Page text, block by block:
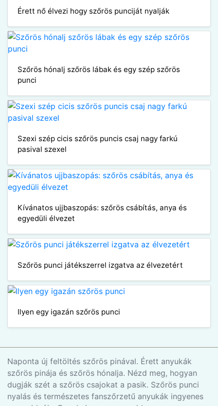
Érett nő élvezi hogy szőrös punciját nyalják
Szőrös hónalj szőrös lábak és egy szép szőrös
punci
Szexi szép cicis szőrös puncis csaj nagy farkú
pasival szexel
Kívánatos ujjbaszopás: szőrös csábítás, anya és
egyedüli élvezet
Szőrös punci játékszerrel izgatva az élvezetért
Ilyen egy igazán szőrös punci
Naponta új feltöltés szőrös pinával. Érett anyukák
szőrös pinája és szőrös hónalja. Nézd meg, hogyan
dugják szét a szőrös csajokat a pasik. Szőrös punci
nyalás és természetes fanszőrzetű anyukák ingyenes